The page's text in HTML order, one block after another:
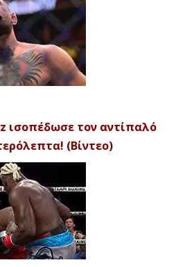
ισοπέδωσε τον αντίπαλό
(Βίντεο)